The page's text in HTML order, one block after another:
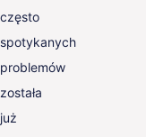
często
spotykanych
problemów
została
już